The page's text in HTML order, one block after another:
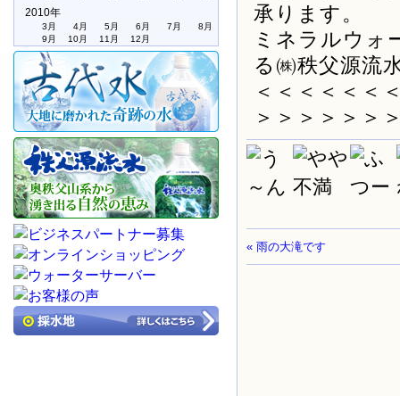
2010年
3月 4月 5月 6月 7月
8月
9月
10月 11月 12月
承ります。
ミネラルウォ
る㈱秩父源流
＜＜＜＜＜＜
＞＞＞＞＞＞
« 雨の大滝です